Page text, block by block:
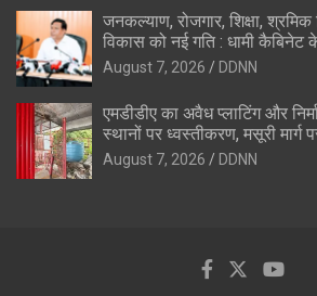
जनकल्याण, रोजगार, शिक्षा,
विकास को नई गति : धामी
August 7, 2026 DDNN
एमडीडीए का अवैध प्लाटिंग और
स्थानों पर ध्वस्तीकरण, मसूरी मार्ग
August 7, 2026 DDNN